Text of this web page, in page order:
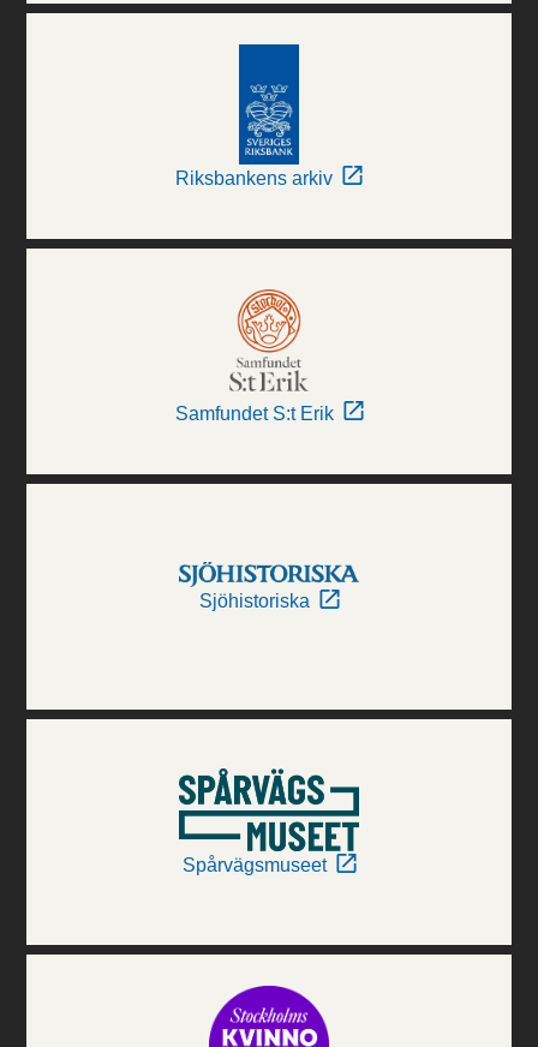
Riksbankens arkiv
Samfundet S:t Erik
Sjöhistoriska
Spårvägsmuseet